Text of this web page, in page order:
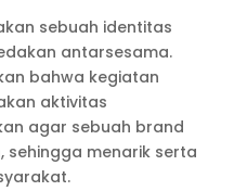
sebuah identitas
antarsesama.
bahwa kegiatan
aktivitas
agar sebuah brand
menarik serta